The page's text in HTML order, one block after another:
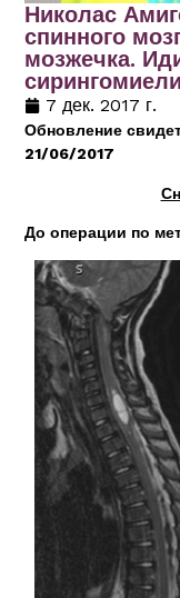
Николас
спинного
мозжечка.
7 дек. 2017 г.
Обновление
21/06/2017
До операции по